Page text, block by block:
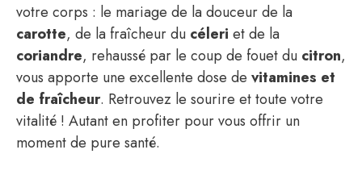
votre corps : le mariage de la douceur de la
carotte, de la fraîcheur du céleri et de la
coriandre, rehaussé par le coup de fouet du citron,
vous apporte une excellente dose de vitamines et
de fraîcheur. Retrouvez le sourire et toute votre
vitalité ! Autant en profiter pour vous offrir un
moment de pure santé.